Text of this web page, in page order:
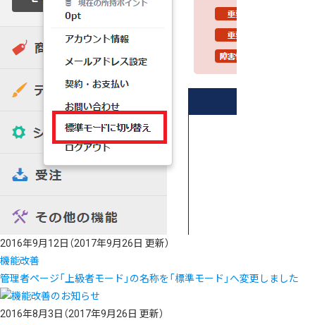
2016年9月12日 （2017年9月26日 更新）
機能改善
管理者ページ「上級者モード」の名称を「標準モード」へ変更しました
2016年8月3日 （2017年9月26日 更新）